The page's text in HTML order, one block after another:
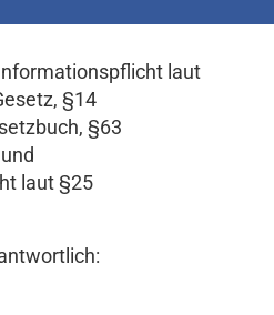
laut
§14
§63
laut §25